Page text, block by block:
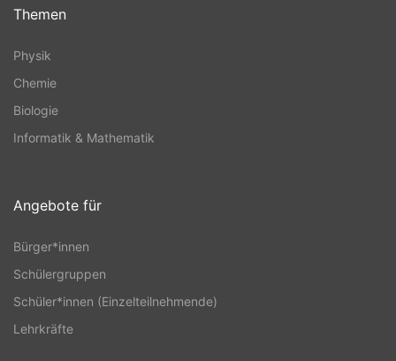
Themen
Physik
Chemie
Biologie
Informatik & Mathematik
Angebote für
Bürger*innen
Schülergruppen
Schüler*innen (Einzelteilnehmende)
Lehrkräfte